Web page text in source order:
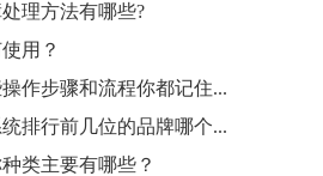
理方法有哪些?
用？
作步骤和流程你都记住...
排行前几位的品牌哪个...
类主要有哪些？